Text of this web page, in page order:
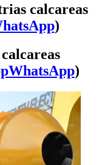
calcareas
)
WhatsApp)